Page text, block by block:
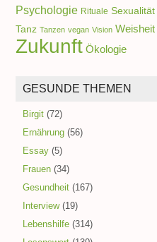
Psychologie Rituale Sexualität
Tanz Tanzen vegan Vision Weisheit
Zukunft Ökologie
GESUNDE THEMEN
Birgit (72)
Ernährung (56)
Essay (5)
Frauen (34)
Gesundheit (167)
Interview(19)
Lebenshilfe (314)